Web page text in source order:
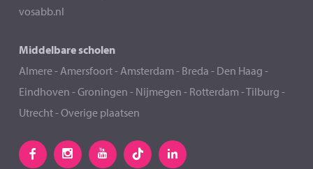
vosabb.nl
Middelbare scholen
Almere-Amersfoort-Amsterdam - Breda - Den Haag -
Eindhoven -Groningen - Nijmegen - Rotterdam -Tilburg -
Utrecht-Overige plaatsen